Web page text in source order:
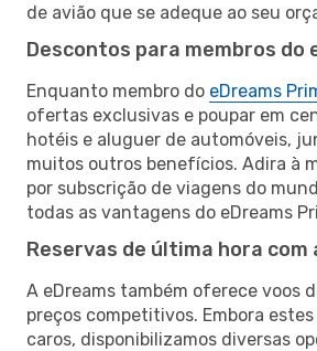
de avião que se adeque ao seu
Descontos para membros do
Enquanto membro do eDreams
ofertas exclusivas e poupar em
hotéis e aluguer de automóveis,
muitos outros benefícios. Adira à
por subscrição de viagens do
todas as vantagens do eDreams
Reservas de última hora com
A eDreams também oferece voos
preços competitivos. Embora
caros, disponibilizamos diversas